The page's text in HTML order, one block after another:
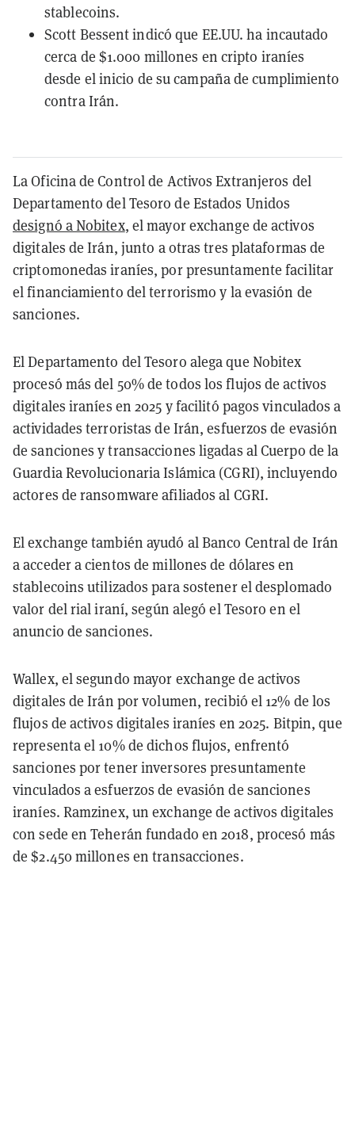
stablecoins.
Scott Bessent indicó que EE.UU. ha incautado
cerca de $1.000 millones en cripto iraníes
desde el inicio de su campaña de cumplimiento
contra Irán.
La Oficina de Control de Activos Extranjeros del
Departamento del Tesoro de Estados Unidos
designó a Nobitex, el mayor exchange de activos
digitales de Irán, junto a otras tres plataformas de
criptomonedas iraníes, por presuntamente facilitar
el financiamiento del terrorismo y la evasión de
sanciones.
El Departamento del Tesoro alega que Nobitex
procesó más del 50% de todos los flujos de activos
digitales iraníes en 2025 y facilitó pagos vinculados a
actividades terroristas de Irán, esfuerzos de evasión
de sanciones y transacciones ligadas al Cuerpo de la
Guardia Revolucionaria Islámica (CGRI), incluyendo
actores de ransomware afiliados al CGRI.
El exchange también ayudó al Banco Central de Irán
a acceder a cientos de millones de dólares en
stablecoins utilizados para sostener el desplomado
valor del rial iraní, según alegó el Tesoro en el
anuncio de sanciones.
Wallex, el segundo mayor exchange de activos
digitales de Irán por volumen, recibió el 12% de los
flujos de activos digitales iraníes en 2025. Bitpin, que
representa el 10% de dichos flujos, enfrentó
sanciones por tener inversores presuntamente
vinculados a esfuerzos de evasión de sanciones
iraníes. Ramzinex, un exchange de activos digitales
con sede en Teherán fundado en 2018, procesó más
de $2.450 millones en transacciones.